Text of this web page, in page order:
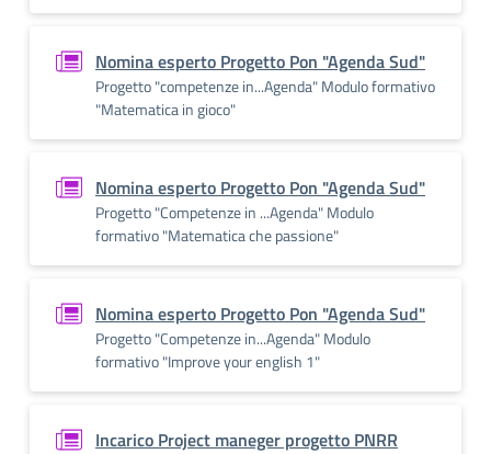
Nomina esperto Progetto Pon "Agenda Sud"
Progetto "competenze in...Agenda" Modulo formativo
"Matematica in gioco"
Nomina esperto Progetto Pon "Agenda Sud"
Progetto "Competenze in ...Agenda" Modulo
formativo "Matematica che passione"
Nomina esperto Progetto Pon "Agenda Sud"
Progetto "Competenze in...Agenda" Modulo
formativo "Improve your english 1"
Incarico Project maneger progetto PNRR